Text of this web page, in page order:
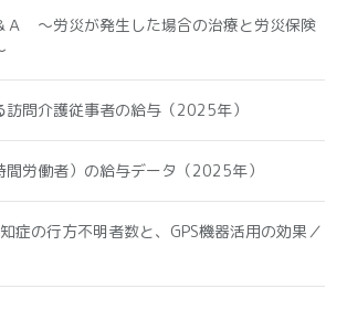
Ａ ～労災が発生した場合の治療と労災保険
訪問介護従事者の給与（2025年）
間労働者）の給与データ（2025年）
症の行方不明者数と、GPS機器活用の効果／